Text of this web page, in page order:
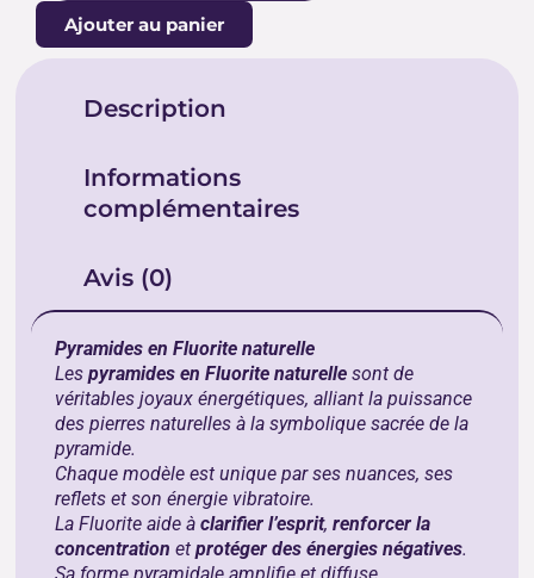
Ajouter au panier
Description
Informations
complémentaires
Avis (0)
Pyramides en Fluorite naturelle
Lespyramides en Fluorite naturelle sont de
véritables joyaux énergétiques, alliant la puissance
des pierres naturelles à la symbolique sacrée de la
pyramide.
Chaque modèle est unique par ses nuances, ses
reflets et son énergie vibratoire.
La Fluorite aide àclarifier l’esprit,renforcer la
concentration etprotéger des énergies négatives.
Sa forme pyramidale amplifie et diffuse